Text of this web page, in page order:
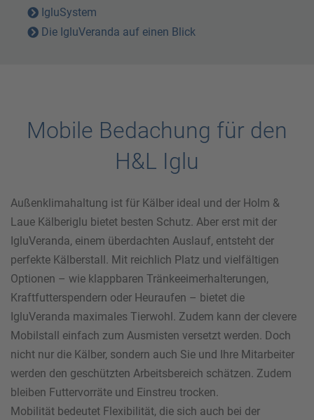
IgluSystem
Die IgluVeranda auf einen Blick
Mobile Bedachung für den
H&L Iglu
Außenklimahaltung ist für Kälber ideal und der Holm &
Laue Kälberiglu bietet besten Schutz. Aber erst mit der
IgluVeranda, einem überdachten Auslauf, entsteht der
perfekte Kälberstall. Mit reichlich Platz und vielfältigen
Optionen – wie klappbaren Tränkeeimerhalterungen,
Kraftfutterspendern oder Heuraufen – bietet die
IgluVeranda maximales Tierwohl. Zudem kann der clevere
Mobilstall einfach zum Ausmisten versetzt werden. Doch
nicht nur die Kälber, sondern auch Sie und Ihre Mitarbeiter
werden den geschützten Arbeitsbereich schätzen. Zudem
bleiben Futtervorräte und Einstreu trocken.
Mobilität bedeutet Flexibilität, die sich auch bei der